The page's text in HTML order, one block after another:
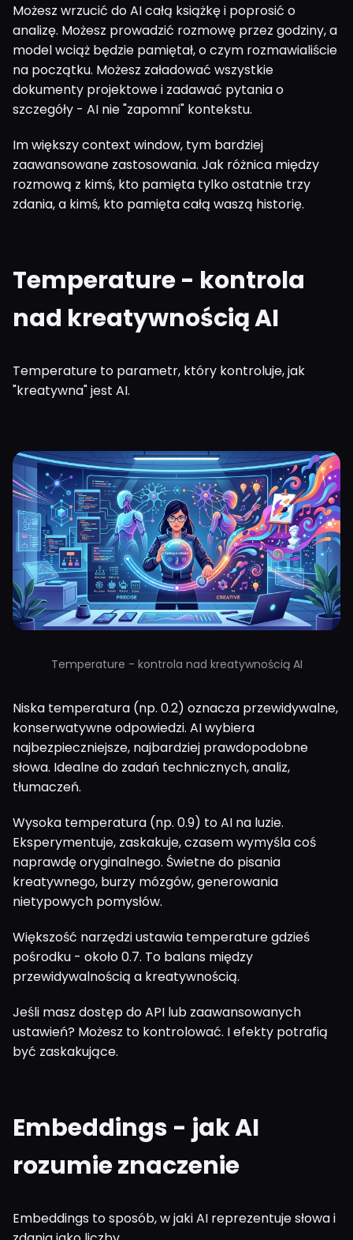
Możesz wrzucić do AI całą książkę i poprosić o
analizę. Możesz prowadzić rozmowę przez godziny, a
model wciąż będzie pamiętał, o czym rozmawialiście
na początku. Możesz załadować wszystkie
dokumenty projektowe i zadawać pytania o
szczegóły - AI nie "zapomni" kontekstu.
Im większy context window, tym bardziej
zaawansowane zastosowania. Jak różnica między
rozmową z kimś, kto pamięta tylko ostatnie trzy
zdania, a kimś, kto pamięta całą waszą historię.
Temperature - kontrola
nad kreatywnością AI
Temperature to parametr, który kontroluje, jak
"kreatywna" jest AI.
Temperature - kontrola nad kreatywnością AI
Niska temperatura (np. 0.2) oznacza przewidywalne,
konserwatywne odpowiedzi. AI wybiera
najbezpieczniejsze, najbardziej prawdopodobne
słowa. Idealne do zadań technicznych, analiz,
tłumaczeń.
Wysoka temperatura (np. 0.9) to AI na luzie.
Eksperymentuje, zaskakuje, czasem wymyśla coś
naprawdę oryginalnego. Świetne do pisania
kreatywnego, burzy mózgów, generowania
nietypowych pomysłów.
Większość narzędzi ustawia temperature gdzieś
pośrodku - około 0.7. To balans między
przewidywalnością a kreatywnością.
Jeśli masz dostęp do API lub zaawansowanych
ustawień? Możesz to kontrolować. I efekty potrafią
być zaskakujące.
Embeddings - jak AI
rozumie znaczenie
Embeddings to sposób, w jaki AI reprezentuje słowa i